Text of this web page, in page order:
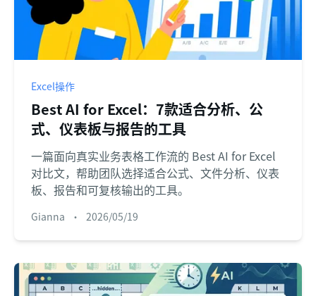
Excel操作
Best AI for Excel：7款适合分析、公
式、仪表板与报告的工具
一篇面向真实业务表格工作流的 Best AI for Excel
对比文，帮助团队选择适合公式、文件分析、仪表
板、报告和可复核输出的工具。
Gianna • 2026/05/19